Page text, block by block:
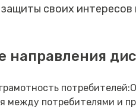
своих интересов
направления
между потребителями и